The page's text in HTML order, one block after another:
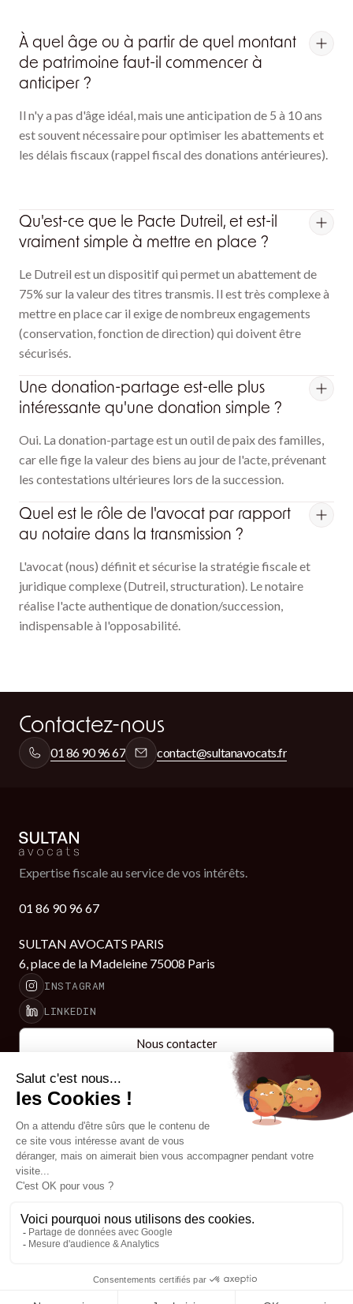
À quel âge ou à partir de quel montant
de patrimoine faut-il commencer à
anticiper ?
Il n'y a pas d'âge idéal, mais une anticipation de 5 à 10 ans
est souvent nécessaire pour optimiser les abattements et
les délais fiscaux (rappel fiscal des donations antérieures).
Qu'est-ce que le Pacte Dutreil, et est-il
vraiment simple à mettre en place ?
Le Dutreil est un dispositif qui permet un abattement de
75% sur la valeur des titres transmis. Il est très complexe à
mettre en place car il exige de nombreux engagements
(conservation, fonction de direction) qui doivent être
sécurisés.
Une donation-partage est-elle plus
intéressante qu'une donation simple ?
Oui. La donation-partage est un outil de paix des familles,
car elle fige la valeur des biens au jour de l'acte, prévenant
les contestations ultérieures lors de la succession.
Quel est le rôle de l'avocat par rapport
au notaire dans la transmission ?
L'avocat (nous) définit et sécurise la stratégie fiscale et
juridique complexe (Dutreil, structuration). Le notaire
réalise l'acte authentique de donation/succession,
indispensable à l'opposabilité.
Contactez-nous
01 86 90 96 67 contact@sultanavocats.fr
Expertise fiscale au service de vos intérêts.
01 86 90 96 67
SULTAN AVOCATS PARIS
6, place de la Madeleine 75008 Paris
INSTAGRAM
LINKEDIN
Nous contacter
LE CABINET
Accueil
Le cabinet
Savoir-faire
L'équipe
SAVOIR FAIRE
Entreprises en difficulté
Transmission &